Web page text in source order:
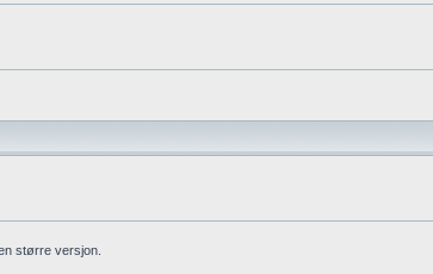
større versjon.